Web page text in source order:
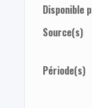
Disponible
Source(s)
Période(s)